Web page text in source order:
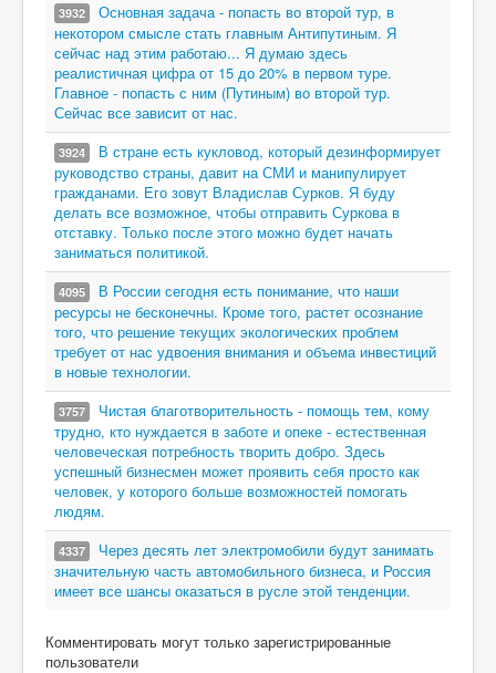
3932
Основная задача - попасть во второй тур, в
некотором смысле стать главным Антипутиным. Я
сейчас над этим работаю... Я думаю здесь
реалистичная цифра от 15 до 20% в первом туре.
Главное - попасть с ним (Путиным) во второй тур.
Сейчас все зависит от нас.
3924
В стране есть кукловод, который дезинформирует
руководство страны, давит на СМИ и манипулирует
гражданами. Его зовут Владислав Сурков. Я буду
делать все возможное, чтобы отправить Суркова в
отставку. Только после этого можно будет начать
заниматься политикой.
4095
В России сегодня есть понимание, что наши
ресурсы не бесконечны. Кроме того, растет осознание
того, что решение текущих экологических проблем
требует от нас удвоения внимания и объема инвестиций
в новые технологии.
3757
Чистая благотворительность - помощь тем, кому
трудно, кто нуждается в заботе и опеке - естественная
человеческая потребность творить добро. Здесь
успешный бизнесмен может проявить себя просто как
человек, у которого больше возможностей помогать
людям.
4337
Через десять лет электромобили будут занимать
значительную часть автомобильного бизнеса, и Россия
имеет все шансы оказаться в русле этой тенденции.
Комментировать могут только зарегистрированные
пользователи